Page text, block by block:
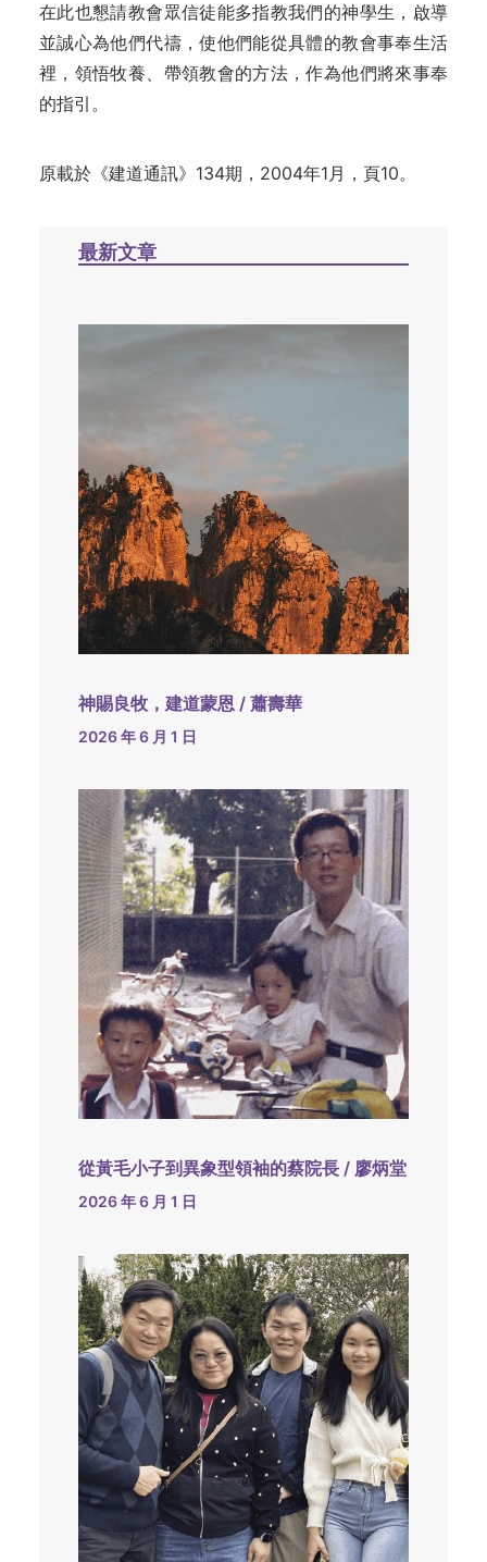
在此也懇請教會眾信徒能多指教我們的神學生，啟導
並誠心為他們代禱，使他們能從具體的教會事奉生活
裡，領悟牧養、帶領教會的方法，作為他們將來事奉
的指引。
原載於《建道通訊》134期，2004年1月，頁10。
最新文章
神賜良牧，建道蒙恩 / 蕭壽華
2026 年 6 月 1 日
從黃毛小子到異象型領袖的蔡院長 / 廖炳堂
2026 年 6 月 1 日